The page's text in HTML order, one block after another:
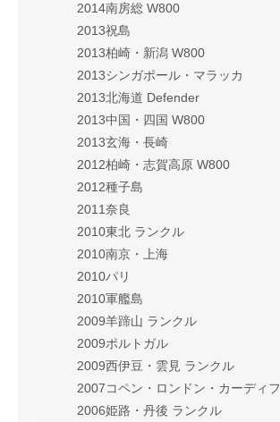
2014南房総 W800
2013祝島
2013柏崎・新潟 W800
2013シンガポール・マラッカ
2013北海道 Defender
2013中国・四国 W800
2013玄海・長崎
2012柏崎・志賀高原 W800
2012種子島
2011奈良
2010東北 ランクル
2010南京・上海
2010パリ
2010軍艦島
2009羊蹄山 ランクル
2009ポルトガル
2009西伊豆・雲見 ランクル
2007コペン・ロンドン・カーディフ
2006姫路・丹後 ランクル